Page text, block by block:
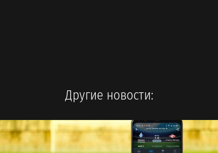
Другие новости: